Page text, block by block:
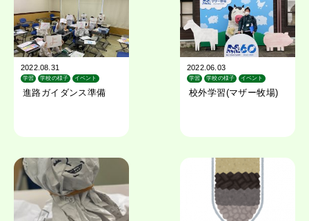
2022.08.31
学習 学校の様子 イベント
進路ガイダンス準備
2022.06.03
学習 学校の様子 イベント
校外学習(マザー牧場)